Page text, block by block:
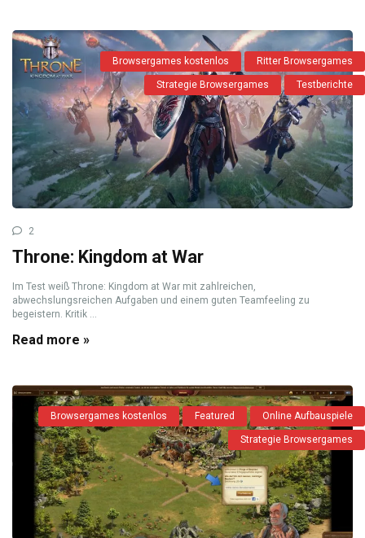
Browsergames kostenlos Ritter Browsergames
Strategie Browsergames Testberichte
2
Throne: Kingdom at War
Im Test weiß Throne: Kingdom at War mit zahlreichen,
abwechslungsreichen Aufgaben und einem guten Teamfeeling zu
begeistern. Kritik ...
Read more »
Browsergames kostenlos Featured Online Aufbauspiele
Strategie Browsergames